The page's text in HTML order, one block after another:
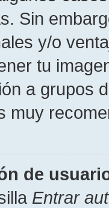
Sin
y/o
tu
a grupos
muy
de
Entrar